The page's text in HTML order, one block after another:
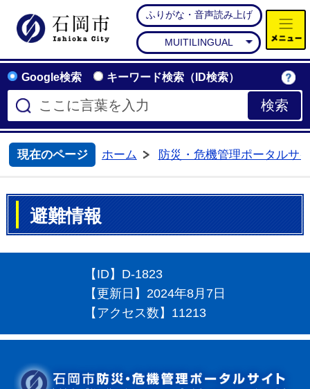
石岡市公式ホームページ
ふりがな・音声読み上げ
MUITILINGUAL
Google検索 キーワード検索（ID検索）
現在のページ
ホーム
防災・危機管理ポータルサ
避難情報
【ID】 D-1823
【更新日】 2024年8月7日
【アクセス数】 11213